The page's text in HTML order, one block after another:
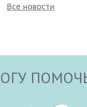
Все новости